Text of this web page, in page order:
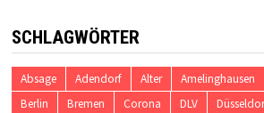
SCHLAGWÖRTER
Absage Adendorf Alter Amelinghausen
Berlin
Bremen Corona DLV